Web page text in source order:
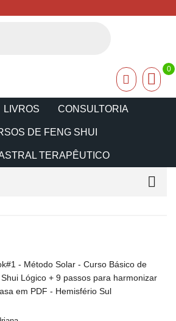
0
LIVROS CONSULTORIA
DE FENG SHUI
TERAPÊUTICO
- Método Solar - Curso Básico de
Lógico + 9 passos para harmonizar
em PDF - Hemisfério Sul